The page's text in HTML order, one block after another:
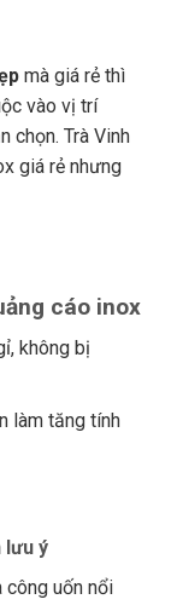
mà giá rẻ thì
vào vị trí
chọn. Trà Vinh
giá rẻ nhưng
cáo inox
không bị
làm tăng tính
lưu ý
uốn nổi